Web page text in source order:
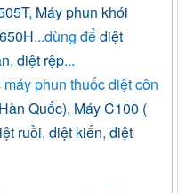
, Máy phun khói
...dùng đểdiệt
, diệt rệp...
phun thuốc diệt côn
Quốc), Máy C100 (
ruồi, diệt kiến, diệt